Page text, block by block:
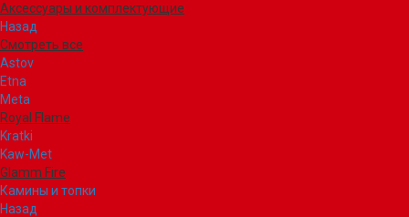
Аксессуары и комплектующие
Назад
Смотреть все
Astov
Etna
Meta
Royal Flame
Kratki
Kaw-Met
Glamm Fire
Камины и топки
Назад